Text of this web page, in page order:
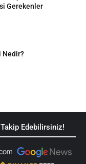
Gerekenler
Nedir?
Edebilirsiniz!